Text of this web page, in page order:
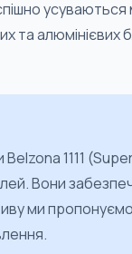
алюмінієвих
1111
Вони
ми